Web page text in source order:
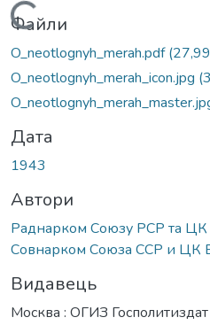
Вантажиться...
Файли
O_neotlognyh_merah.pdf
O_neotlognyh_merah_icon.jpg
Дата
1943
Автори
Раднарком Союзу РСР та
Совнарком Союза ССР и ЦК
Видавець
Москва : ОГИЗ Госполитиздат